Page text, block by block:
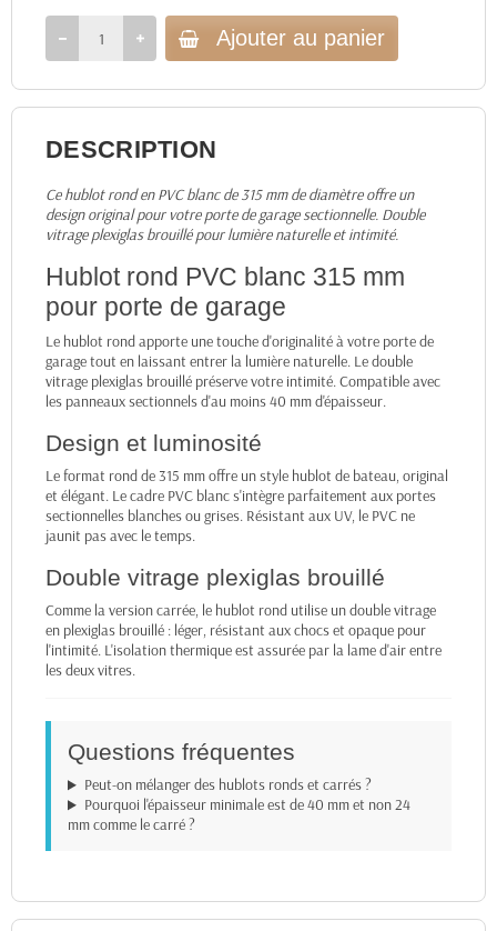
Ajouter au panier
DESCRIPTION
Ce hublot rond en PVC blanc de 315 mm de diamètre offre un
design original pour votre porte de garage sectionnelle. Double
vitrage plexiglas brouillé pour lumière naturelle et intimité.
Hublot rond PVC blanc 315 mm
pour porte de garage
Le hublot rond apporte une touche d'originalité à votre porte de
garage tout en laissant entrer la lumière naturelle. Le double
vitrage plexiglas brouillé préserve votre intimité. Compatible avec
les panneaux sectionnels d'au moins 40 mm d'épaisseur.
Design et luminosité
Le format rond de 315 mm offre un style hublot de bateau, original
et élégant. Le cadre PVC blanc s'intègre parfaitement aux portes
sectionnelles blanches ou grises. Résistant aux UV, le PVC ne
jaunit pas avec le temps.
Double vitrage plexiglas brouillé
Comme la version carrée, le hublot rond utilise un double vitrage
en plexiglas brouillé : léger, résistant aux chocs et opaque pour
l'intimité. L'isolation thermique est assurée par la lame d'air entre
les deux vitres.
Questions fréquentes
Peut-on mélanger des hublots ronds et carrés ?
Pourquoi l'épaisseur minimale est de 40 mm et non 24
mm comme le carré ?